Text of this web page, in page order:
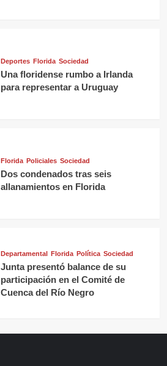
Deportes Florida Sociedad
Una floridense rumbo a Irlanda
para representar a Uruguay
Florida Policiales Sociedad
Dos condenados tras seis
allanamientos en Florida
Departamental Florida Política Sociedad
Junta presentó balance de su
participación en el Comité de
Cuenca del Río Negro